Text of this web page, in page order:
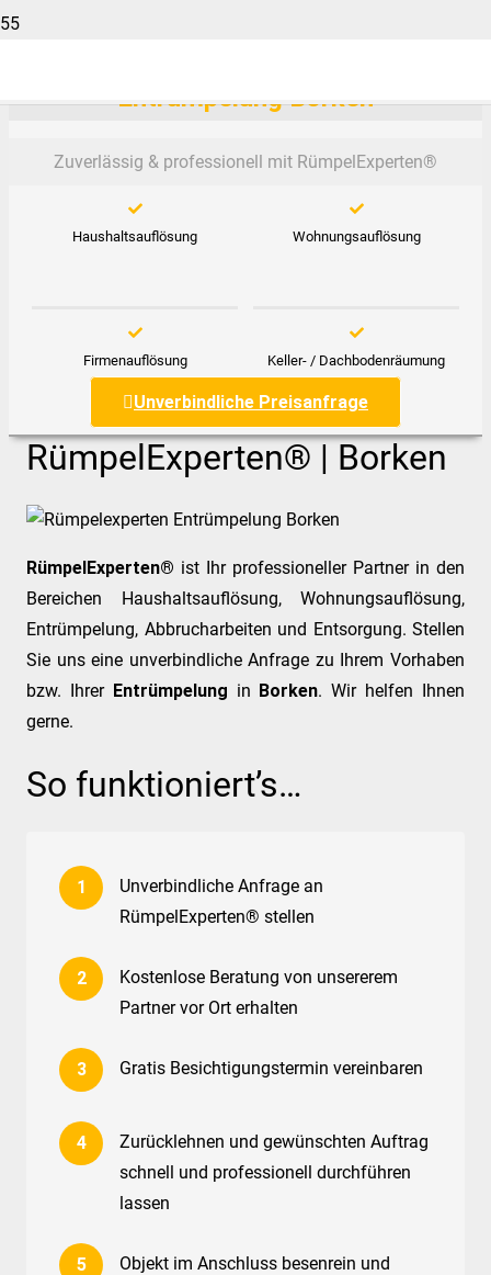
Entrümpelung Borken
Zuverlässig & professionell mit RümpelExperten®️
Haushaltsauflösung Wohnungsauflösung
Firmenauflösung Keller- / Dachbodenräumung
Unverbindliche Preisanfrage
RümpelExperten® | Borken
RümpelExperten® ist Ihr professioneller Partner in den
Bereichen Haushaltsauflösung, Wohnungsauflösung,
Entrümpelung, Abbrucharbeiten und Entsorgung. Stellen
Sie uns eine unverbindliche Anfrage zu Ihrem Vorhaben
bzw. Ihrer Entrümpelung in Borken. Wir helfen Ihnen
gerne.
So funktioniert’s…
Unverbindliche Anfrage an
RümpelExperten® stellen
Kostenlose Beratung von unsererem
Partner vor Ort erhalten
Gratis Besichtigungstermin vereinbaren
Zurücklehnen und gewünschten Auftrag
schnell und professionell durchführen
lassen
Objekt im Anschluss besenrein und